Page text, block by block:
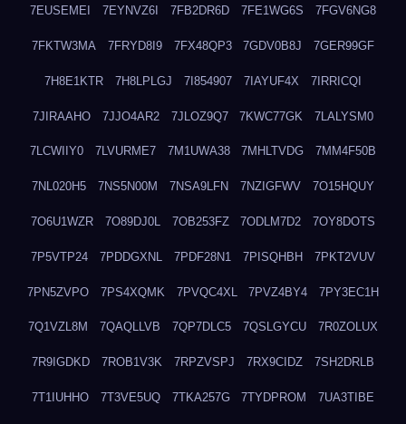
7EUSEMEI 7EYNVZ6I 7FB2DR6D 7FE1WG6S 7FGV6NG8
7FKTW3MA 7FRYD8I9 7FX48QP3 7GDV0B8J 7GER99GF
7H8E1KTR 7H8LPLGJ 7I854907 7IAYUF4X 7IRRICQI
7JIRAAHO 7JJO4AR2 7JLOZ9Q7 7KWC77GK 7LALYSM0
7LCWIIY0 7LVURME7 7M1UWA38 7MHLTVDG 7MM4F50B
7NL020H5 7NS5N00M 7NSA9LFN 7NZIGFWV 7O15HQUY
7O6U1WZR 7O89DJ0L 7OB253FZ 7ODLM7D2 7OY8DOTS
7P5VTP24 7PDDGXNL 7PDF28N1 7PISQHBH 7PKT2VUV
7PN5ZVPO 7PS4XQMK 7PVQC4XL 7PVZ4BY4 7PY3EC1H
7Q1VZL8M 7QAQLLVB 7QP7DLC5 7QSLGYCU 7R0ZOLUX
7R9IGDKD 7ROB1V3K 7RPZVSPJ 7RX9CIDZ 7SH2DRLB
7T1IUHHO 7T3VE5UQ 7TKA257G 7TYDPROM 7UA3TIBE